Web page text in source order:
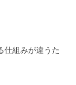
仕組みが違うた